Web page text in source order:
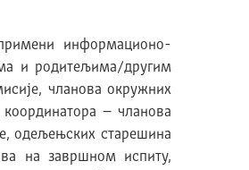
информационо-
и родитељима/другим
чланова окружних
– чланова
одељењских старешина
на завршном испиту,